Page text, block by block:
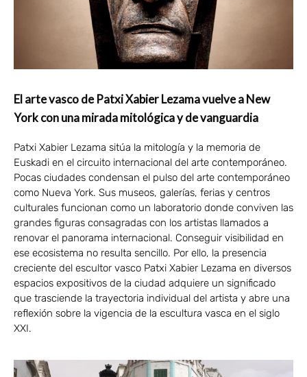
El arte vasco de Patxi Xabier Lezama vuelve a New
York con una mirada mitológica y de vanguardia
Patxi Xabier Lezama sitúa la mitología y la memoria de
Euskadi en el circuito internacional del arte contemporáneo.
Pocas ciudades condensan el pulso del arte contemporáneo
como Nueva York. Sus museos, galerías, ferias y centros
culturales funcionan como un laboratorio donde conviven las
grandes figuras consagradas con los artistas llamados a
renovar el panorama internacional. Conseguir visibilidad en
ese ecosistema no resulta sencillo. Por ello, la presencia
creciente del escultor vasco Patxi Xabier Lezama en diversos
espacios expositivos de la ciudad adquiere un significado
que trasciende la trayectoria individual del artista y abre una
reflexión sobre la vigencia de la escultura vasca en el siglo
XXI.